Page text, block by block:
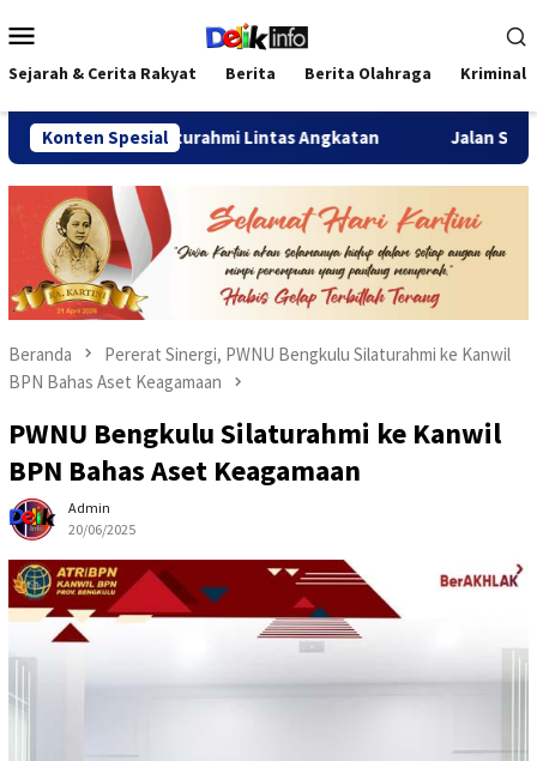
ke
kontenMobile
Sejarah & Cerita Rakyat Berita Berita Olahraga Kriminal
Konten Spesial
Pererat Silaturahmi Lintas Angkatan Jalan Sehat
Beranda
Pererat Sinergi, PWNU Bengkulu Silaturahmi ke Kanwil
BPN Bahas Aset Keagamaan
PWNU Bengkulu Silaturahmi ke Kanwil
BPN Bahas Aset Keagamaan
Admin
20/06/2025